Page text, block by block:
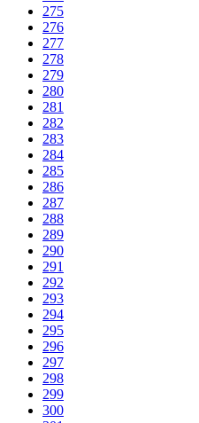
275
276
277
278
279
280
281
282
283
284
285
286
287
288
289
290
291
292
293
294
295
296
297
298
299
300